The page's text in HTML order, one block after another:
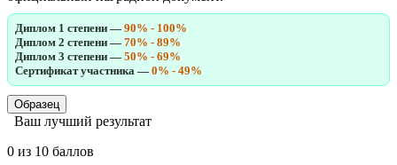
Диплом 1 степени — 90% - 100%
Диплом 2 степени — 70% - 89%
Диплом 3 степени — 50% - 69%
Сертификат участника — 0% - 49%
Образец
Ваш лучший результат
0 из 10 баллов